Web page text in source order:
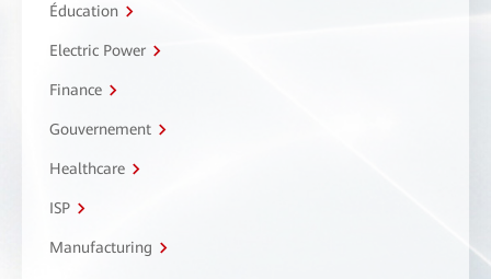
Éducation
Electric Power
Finance
Gouvernement
Healthcare
ISP
Manufacturing